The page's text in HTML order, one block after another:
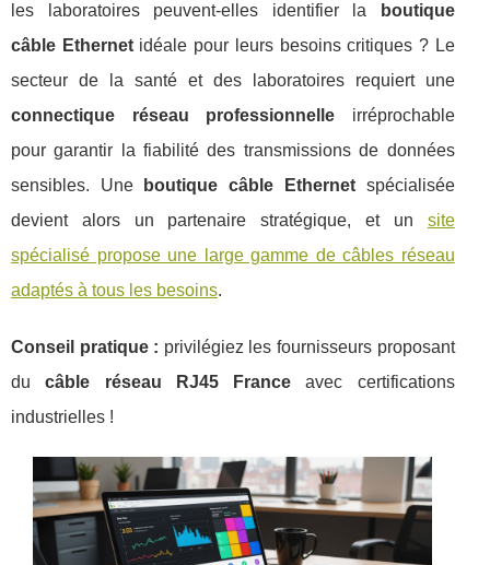
les laboratoires peuvent-elles identifier la
boutique
câble Ethernetidéale pour leurs besoins critiques ? Le
secteur de la santé et des laboratoires requiert une
connectique réseau professionnelle irréprochable
pour garantir la fiabilité des transmissions de données
sensibles. Une
boutique câble Ethernetspécialisée
devient alors un partenaire stratégique, et un site
spécialisé propose une large gamme decâbles réseau
adaptés à tous les besoins.
Conseil pratique : privilégiez les fournisseurs proposant
ducâble réseau RJ45 France avec certifications
industrielles !